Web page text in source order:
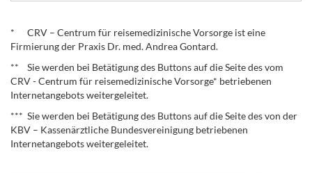
* CRV – Centrum für reisemedizinische Vorsorge ist eine
Firmierung der Praxis Dr. med. Andrea Gontard.
** Sie werden bei Betätigung des Buttons auf die Seite des vom
CRV - Centrum für reisemedizinische Vorsorge* betriebenen
Internetangebots weitergeleitet.
*** Sie werden bei Betätigung des Buttons auf die Seite des von der
KBV – Kassenärztliche Bundesvereinigung betriebenen
Internetangebots weitergeleitet.